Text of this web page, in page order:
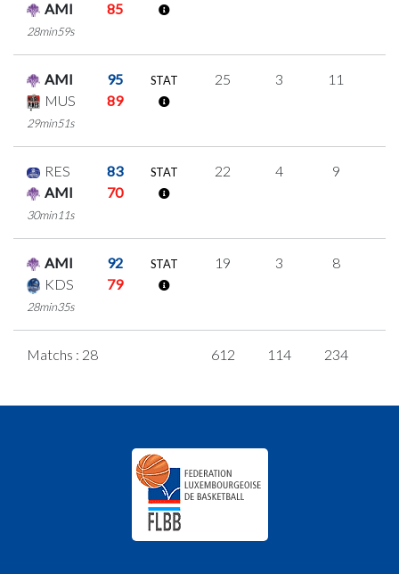
AMI
85
28min59s
AMI
95
MUS
89
29min51s
STAT 25 3 11
RES
83
AMI
70
30min11s
STAT 22 4 9
AMI
92
KDS
79
28min35s
STAT 19 3 8
Matchs : 28 612 114 234